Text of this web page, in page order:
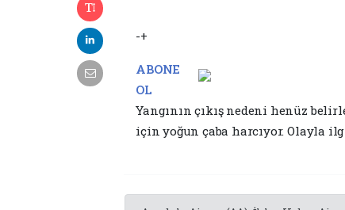
-+
ABONE
OL
Yangının çıkış nedeni henüz
için yoğun çaba harcıyor. Olayla